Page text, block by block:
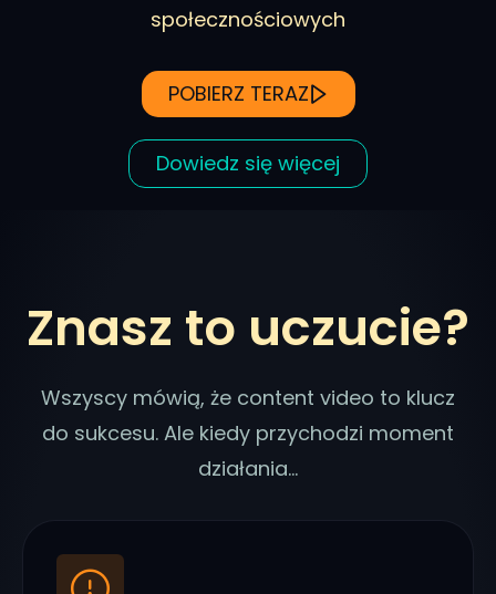
społecznościowych
POBIERZ TERAZ
Dowiedz się więcej
Znasz to uczucie?
Wszyscy mówią, że content video to klucz
do sukcesu. Ale kiedy przychodzi moment
działania…